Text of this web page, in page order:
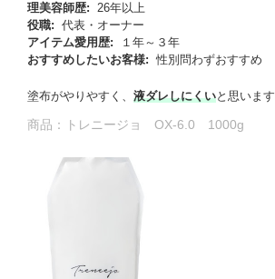
理美容師歴: 26年以上
役職: 代表・オーナー
アイテム愛用歴:
１年～３年
おすすめしたいお客様: 性別問わずおすすめ
塗布がやりやすく、 液ダレしにくいと思います
商品： トレニージョ OX-6.0 1000g